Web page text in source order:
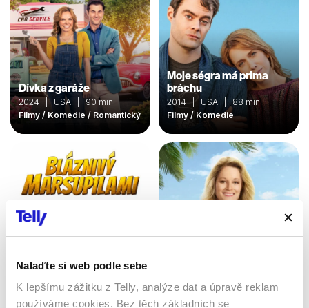
Nalaďte si web podle sebe
K lepšímu zážitku z Telly, analýze dat a úpravě reklam
používáme cookies. Bez těch základních se
Dívka z garáže
2024 | USA | 90 min
Filmy / Komedie / Romantický
Moje ségra má prima
bráchu
2014 | USA | 88 min
Filmy / Komedie
Bláznivý Marsupilami